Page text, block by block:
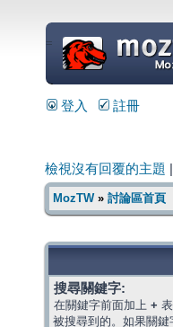
=
登入 註冊
檢視沒有回覆的主題
MozTW» 討論區首頁
搜尋關鍵字:
在關鍵字前面加上 +
被搜尋到的。如果關